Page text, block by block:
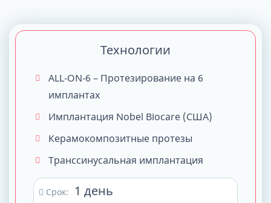
Технологии
ALL-ON-6 – Протезирование на 6
имплантах
Имплантация Nobel Biocare (США)
Керамокомпозитные протезы
Транссинусальная имплантация
Срок: 1 день